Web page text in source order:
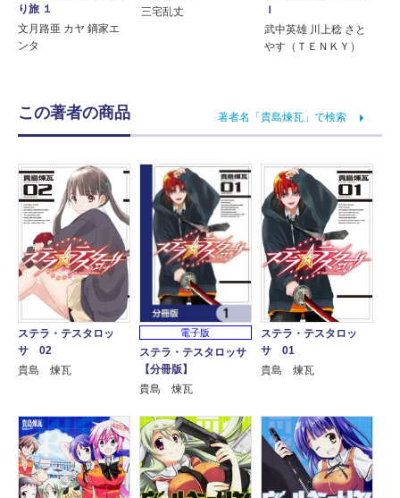
り旅 １
文月路亜 カヤ 鏑家エ
ンタ
三宅乱丈
Ｉ
武中英雄 川上稔 さと
やす（ＴＥＮＫＹ）
この著者の商品 著者名「貴島煉瓦」で検索
ステラ・テスタロッ
サ 02
貴島 煉瓦
電子版
ステラ・テスタロッサ
【分冊版】
貴島 煉瓦
ステラ・テスタロッ
サ 01
貴島 煉瓦